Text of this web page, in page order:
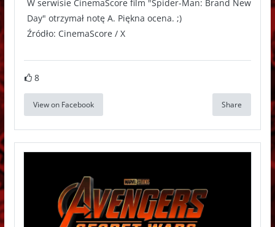
W serwisie CinemaScore film "Spider-Man: Brand New
Day" otrzymał notę A. Piękna ocena. ;)
Źródło: CinemaScore / X
8
View on Facebook Share